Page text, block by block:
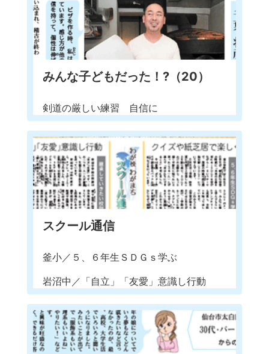
みんな子どもだった！?（20）
剣道の厳しい練習 自信に
スクール通信
釜小／５、６年生ＳＤＧｓ学ぶ
岩沼中／「自立」「友愛」意識し行動